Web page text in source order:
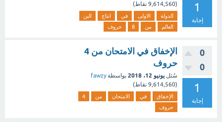
1
إجابة
(
9,614,560 نقاط)
الدولة الاولى في انتاج
البن
العالم
من 8 حروف
0
0
1
إجابة
الإخفاق في الامتحان من 4
حروف
سُئل يونيو 12، 2018 بواسطةfawzy
(
9,614,560 نقاط)
الإخفاق في الامتحان من
4
حروف